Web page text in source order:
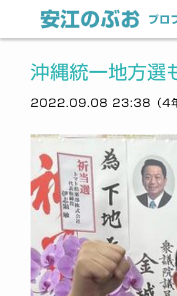
プロ
沖縄統一地方選
2022.09.08 23:38（4